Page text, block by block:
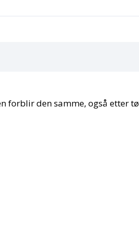
forblir den samme, også etter